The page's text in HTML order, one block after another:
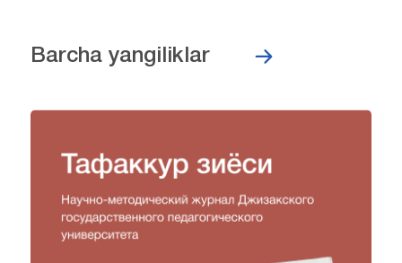
Barcha yangiliklar